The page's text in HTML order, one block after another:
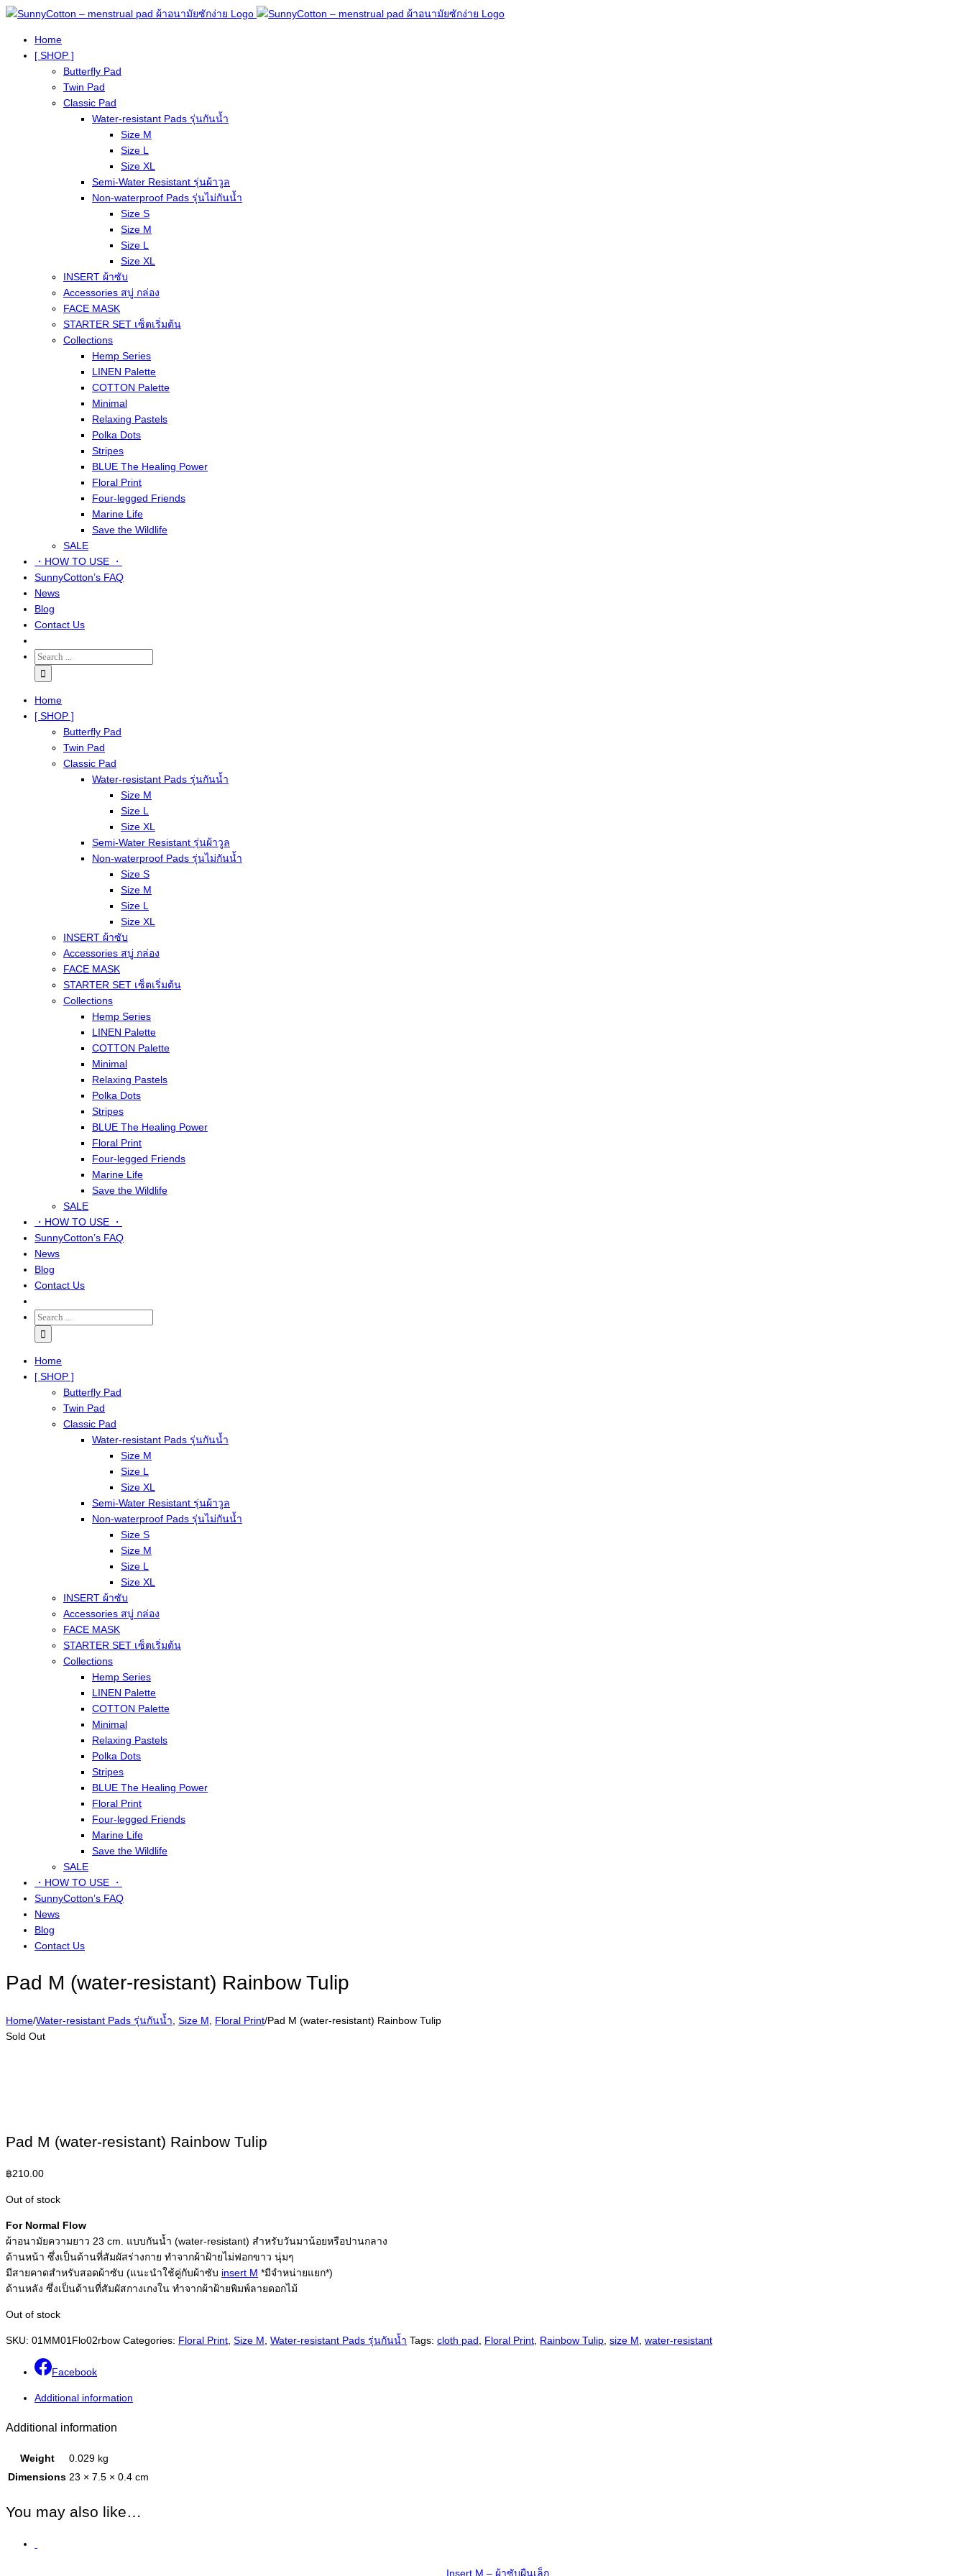
Home
[ SHOP ]
Butterfly Pad
Twin Pad
Classic Pad
Water-resistant Pads รุ่นกันน้ำ
Size M
Size L
Size XL
Semi-Water Resistant รุ่นผ้าวูล
Non-waterproof Pads รุ่นไม่กันน้ำ
Size S
Size M
Size L
Size XL
INSERT ผ้าซับ
Accessories สบู่ กล่อง
FACE MASK
STARTER SET เซ็ตเริ่มต้น
Collections
Hemp Series
LINEN Palette
COTTON Palette
Minimal
Relaxing Pastels
Polka Dots
Stripes
BLUE The Healing Power
Floral Print
Four-legged Friends
Marine Life
Save the Wildlife
SALE
・HOW TO USE ・
SunnyCotton’s FAQ
News
Blog
Contact Us
Home
[ SHOP ]
Butterfly Pad
Twin Pad
Classic Pad
Water-resistant Pads รุ่นกันน้ำ
Size M
Size L
Size XL
Semi-Water Resistant รุ่นผ้าวูล
Non-waterproof Pads รุ่นไม่กันน้ำ
Size S
Size M
Size L
Size XL
INSERT ผ้าซับ
Accessories สบู่ กล่อง
FACE MASK
STARTER SET เซ็ตเริ่มต้น
Collections
Hemp Series
LINEN Palette
COTTON Palette
Minimal
Relaxing Pastels
Polka Dots
Stripes
BLUE The Healing Power
Floral Print
Four-legged Friends
Marine Life
Save the Wildlife
SALE
・HOW TO USE ・
SunnyCotton’s FAQ
News
Blog
Contact Us
Home
[ SHOP ]
Butterfly Pad
Twin Pad
Classic Pad
Water-resistant Pads รุ่นกันน้ำ
Size M
Size L
Size XL
Semi-Water Resistant รุ่นผ้าวูล
Non-waterproof Pads รุ่นไม่กันน้ำ
Size S
Size M
Size L
Size XL
INSERT ผ้าซับ
Accessories สบู่ กล่อง
FACE MASK
STARTER SET เซ็ตเริ่มต้น
Collections
Hemp Series
LINEN Palette
COTTON Palette
Minimal
Relaxing Pastels
Polka Dots
Stripes
BLUE The Healing Power
Floral Print
Four-legged Friends
Marine Life
Save the Wildlife
SALE
・HOW TO USE ・
SunnyCotton’s FAQ
News
Blog
Contact Us
Pad M (water-resistant) Rainbow Tulip
Home/Water-resistant Pads รุ่นกันน้ำ Size M Floral Print/Pad M (water-resistant) Rainbow Tulip
Sold Out
Pad M (water-resistant) Rainbow Tulip
฿210.00
Out of stock
For Normal Flow
ผ้าอนามัยความยาว 23 cm. แบบกันน้ำ (water-resistant) สำหรับวันมาน้อยหรือปานกลาง
ด้านหน้า ซึ่งเป็นด้านที่สัมผัสร่างกาย ทำจากผ้าฝ้ายไม่ฟอกขาว นุ่มๆ
มีสายคาดสำหรับสอดผ้าซับ (แนะนำใช้คู่กับผ้าซับ insert M *มีจำหน่ายแยก*)
ด้านหลัง ซึ่งเป็นด้านที่สัมผัสกางเกงใน ทำจากผ้าฝ้ายพิมพ์ลายดอกไม้
Out of stock
SKU: 01MM01Flo02rbow Categories: Floral Print, Size M, Water-resistant Pads รุ่นกันน้ำ Tags: cloth pad, Floral Print, Rainbow Tulip, size M, water-resistant
Facebook
Additional information
Additional information
Weight
0.029 kg
Dimensions 23 × 7.5 × 0.4 cm
You may also like…
Insert M – ผ้าซับผืนเล็ก